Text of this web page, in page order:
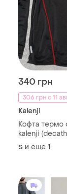
340 грн
306 грн с 11
Kalenji
Кофта термо
kalenji
S и еще 1